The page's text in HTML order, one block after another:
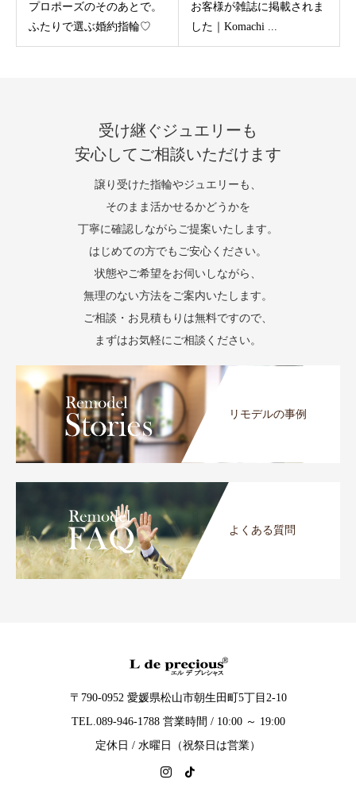
プロポーズのそのあとで。
ふたりで選ぶ婚約指輪♡
お客様が雑誌に掲載されま
した｜Komachi ...
受け継ぐジュエリーも
安心してご相談いただけます
譲り受けた指輪やジュエリーも、
そのまま活かせるかどうかを
丁寧に確認しながらご提案いたします。
はじめての方でもご安心ください。
状態やご希望をお伺いしながら、
無理のない方法をご案内いたします。
ご相談・お見積もりは無料ですので、
まずはお気軽にご相談ください。
リモデルの事例
よくある質問
〒790-0952 愛媛県松山市朝生田町5丁目2-10
TEL.089-946-1788 営業時間 / 10:00 ～ 19:00
定休日 / 水曜日（祝祭日は営業）